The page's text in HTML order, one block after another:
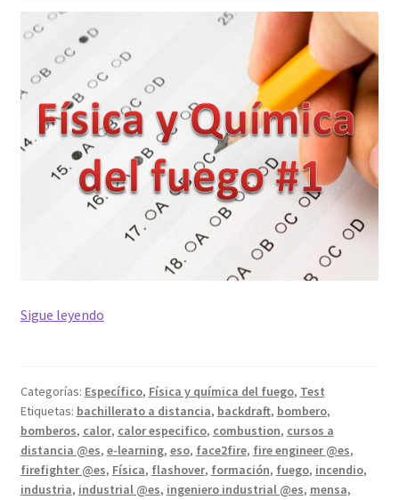
Sigue leyendoTest,
del
fuego
#1
Categorías: Específico, Física y química del fuego, Test
Etiquetas: bachillerato a distancia, backdraft, bombero,
bomberos, calor, calor especifico, combustion, cursos a
distancia @es, e-learning, eso, face2fire, fire engineer @es,
firefighter @es, Física, flashover, formación, fuego, incendio,
industria, industrial @es, ingeniero industrial @es, mensa,